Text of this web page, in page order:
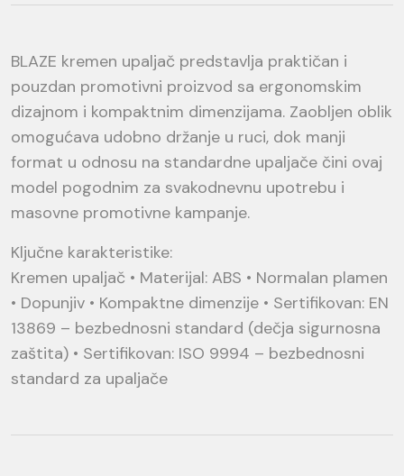
BLAZE kremen upaljač predstavlja praktičan i
pouzdan promotivni proizvod sa ergonomskim
dizajnom i kompaktnim dimenzijama. Zaobljen oblik
omogućava udobno držanje u ruci, dok manji
format u odnosu na standardne upaljače čini ovaj
model pogodnim za svakodnevnu upotrebu i
masovne promotivne kampanje.
Ključne karakteristike:
Kremen upaljač • Materijal: ABS • Normalan plamen
• Dopunjiv • Kompaktne dimenzije • Sertifikovan: EN
13869 – bezbednosni standard (dečja sigurnosna
zaštita) • Sertifikovan: ISO 9994 – bezbednosni
standard za upaljače